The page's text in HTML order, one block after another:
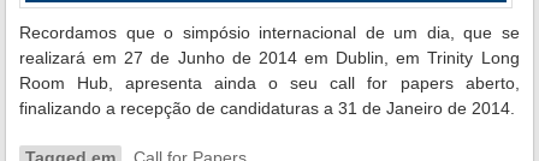
Recordamos que o simpósio internacional de um dia, que se
realizará em 27 de Junho de 2014 em Dublin, em Trinity Long
Room Hub, apresenta ainda o seu call for papers aberto,
finalizando a recepção de candidaturas a 31 de Janeiro de 2014.